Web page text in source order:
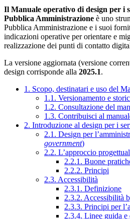
Il Manuale operativo di design per i
Pubblica Amministrazione è uno
Pubblica Amministrazione e i suoi
indicazioni operative per orientare e
realizzazione dei punti di contatto
La versione aggiornata (versione
design corrisponde alla 2025.1.
1. Scopo, destinatari e uso del
1.1. Versionamento e
1.2. Consultazione del
1.3. Contribuisci al
2. Introduzione al design per i
2.1. Design per
government)
2.2. L’approccio
2.2.1. Buone
2.2.2. Principi
2.3. Accessibilità
2.3.1. Definizione
2.3.2. Accessibilità
2.3.3. Principi per
2.3.4. Linee guida e